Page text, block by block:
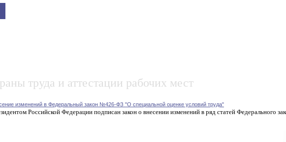
труда и аттестации рабочих мест
изменений в Федеральный закон №426-ФЗ "О специальной оценке условий труда"
Российской Федерации подписан закон о внесении изменений в ряд статей Федерального